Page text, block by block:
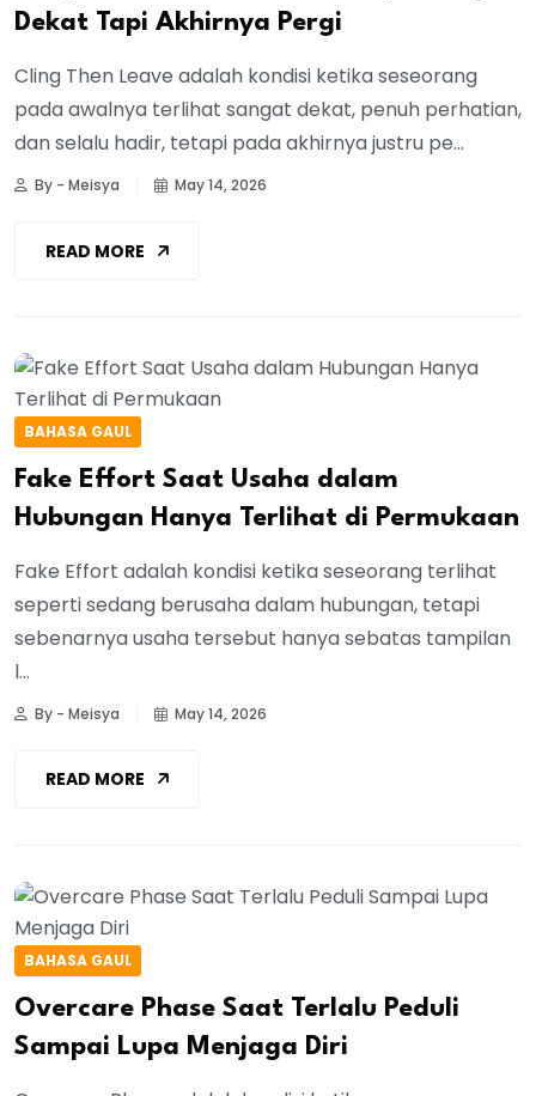
Dekat Tapi Akhirnya Pergi
Cling Then Leave adalah kondisi ketika seseorang
pada awalnya terlihat sangat dekat, penuh perhatian,
dan selalu hadir, tetapi pada akhirnya justru pe...
By - Meisya May 14, 2026
READ MORE
BAHASA GAUL
Fake Effort Saat Usaha dalam
Hubungan Hanya Terlihat di Permukaan
Fake Effort adalah kondisi ketika seseorang terlihat
seperti sedang berusaha dalam hubungan, tetapi
sebenarnya usaha tersebut hanya sebatas tampilan
l...
By - Meisya May 14, 2026
READ MORE
BAHASA GAUL
Overcare Phase Saat Terlalu Peduli
Sampai Lupa Menjaga Diri